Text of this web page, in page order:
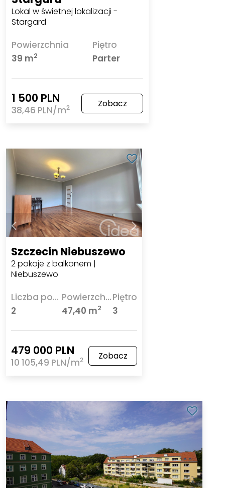
Lokal w świetnej lokalizacji -
Stargard
Powierzchnia
39 m2
Piętro
Parter
1 500 PLN
38,46 PLN/m2 Zobacz
Szczecin Niebuszewo
2 pokoje z balkonem |
Niebuszewo
Liczba pokoi
2
Powierzchnia
47,40 m2
Piętro
3
479 000 PLN
10 105,49 PLN/m2 Zobacz